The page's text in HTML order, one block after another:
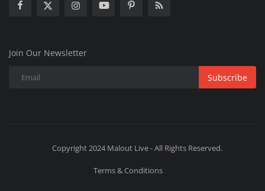
Join Our Newsletter
Subscribe
Copyright 2024 Malout Live - All Rights Reserved.
Terms & Conditions